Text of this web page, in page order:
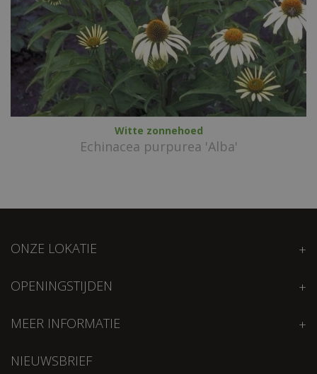
Witte zonnehoed
Echinacea purpurea 'Alba'
ONZE LOKATIE
OPENINGSTIJDEN
MEER INFORMATIE
NIEUWSBRIEF